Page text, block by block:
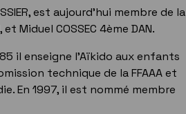
est aujourd’hui membre de la
Miduel COSSEC 4ème DAN.
il enseigne l'Aïkido aux enfants
technique de la FFAAA et
En 1997, il est nommé membre